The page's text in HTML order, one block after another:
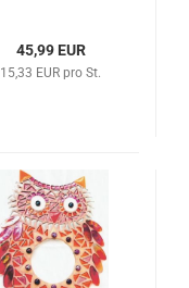
45,99 EUR
15,33 EUR pro St.